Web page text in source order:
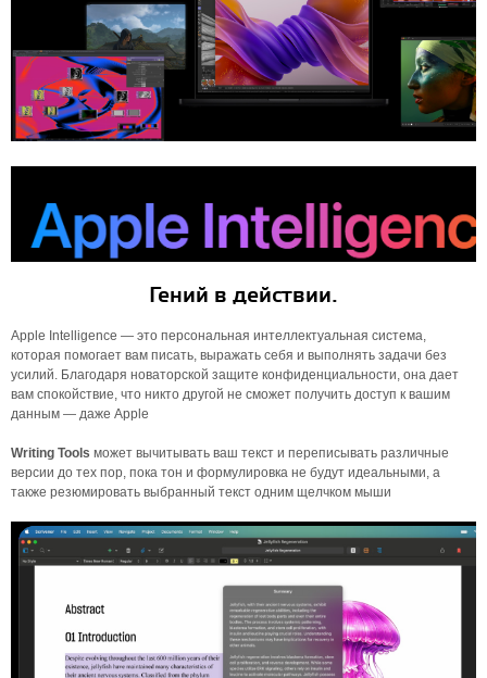
Гений в действии.
Apple Intelligence — это персональная интеллектуальная система,
которая помогает вам писать, выражать себя и выполнять задачи без
усилий. Благодаря новаторской защите конфиденциальности, она дает
вам спокойствие, что никто другой не сможет получить доступ к вашим
данным — даже Apple
Writing Tools может вычитывать ваш текст и переписывать различные
версии до тех пор, пока тон и формулировка не будут идеальными, а
также резюмировать выбранный текст одним щелчком мыши